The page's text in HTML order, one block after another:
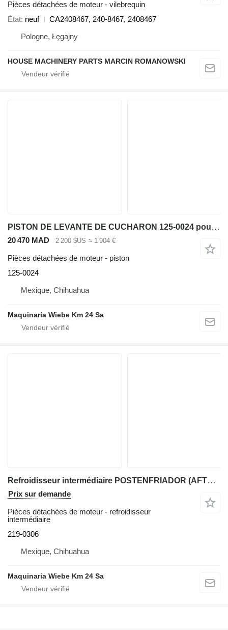
Pièces détachées de moteur - vilebrequin
État neuf
CA2408467, 240-8467, 2408467
Pologne, Łęgajny
HOUSE MACHINERY PARTS MARCIN ROMANOWSKI
PISTON DE LEVANTE DE CUCHARON 125-0024 pour chargeuse sur pneus Caterpillar IT62G 950G 962G
20 470 MAD 2 200 $US ≈ 1 904 €
Pièces détachées de moteur - piston
125-0024
Mexique, Chihuahua
Maquinaria Wiebe Km 24 Sa
Refroidisseur intermédiaire POSTENFRIADOR (AFTER COOLER) 219-0306 pour chargeuse sur pneus Caterpillar 950G, IT62G, IT38G, 962
Prix sur demande
Pièces détachées de moteur - refroidisseur
intermédiaire
219-0306
Mexique, Chihuahua
Maquinaria Wiebe Km 24 Sa